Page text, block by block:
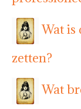
Wat is
zetten?
Wat